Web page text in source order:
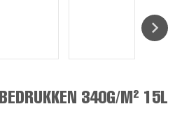
340G/M² 15L